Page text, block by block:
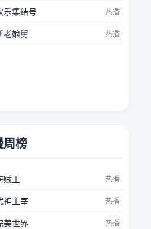
乐集结号 热播
老娘舅 热播
周榜
贼王 热播
神主宰 热播
美世界 热播